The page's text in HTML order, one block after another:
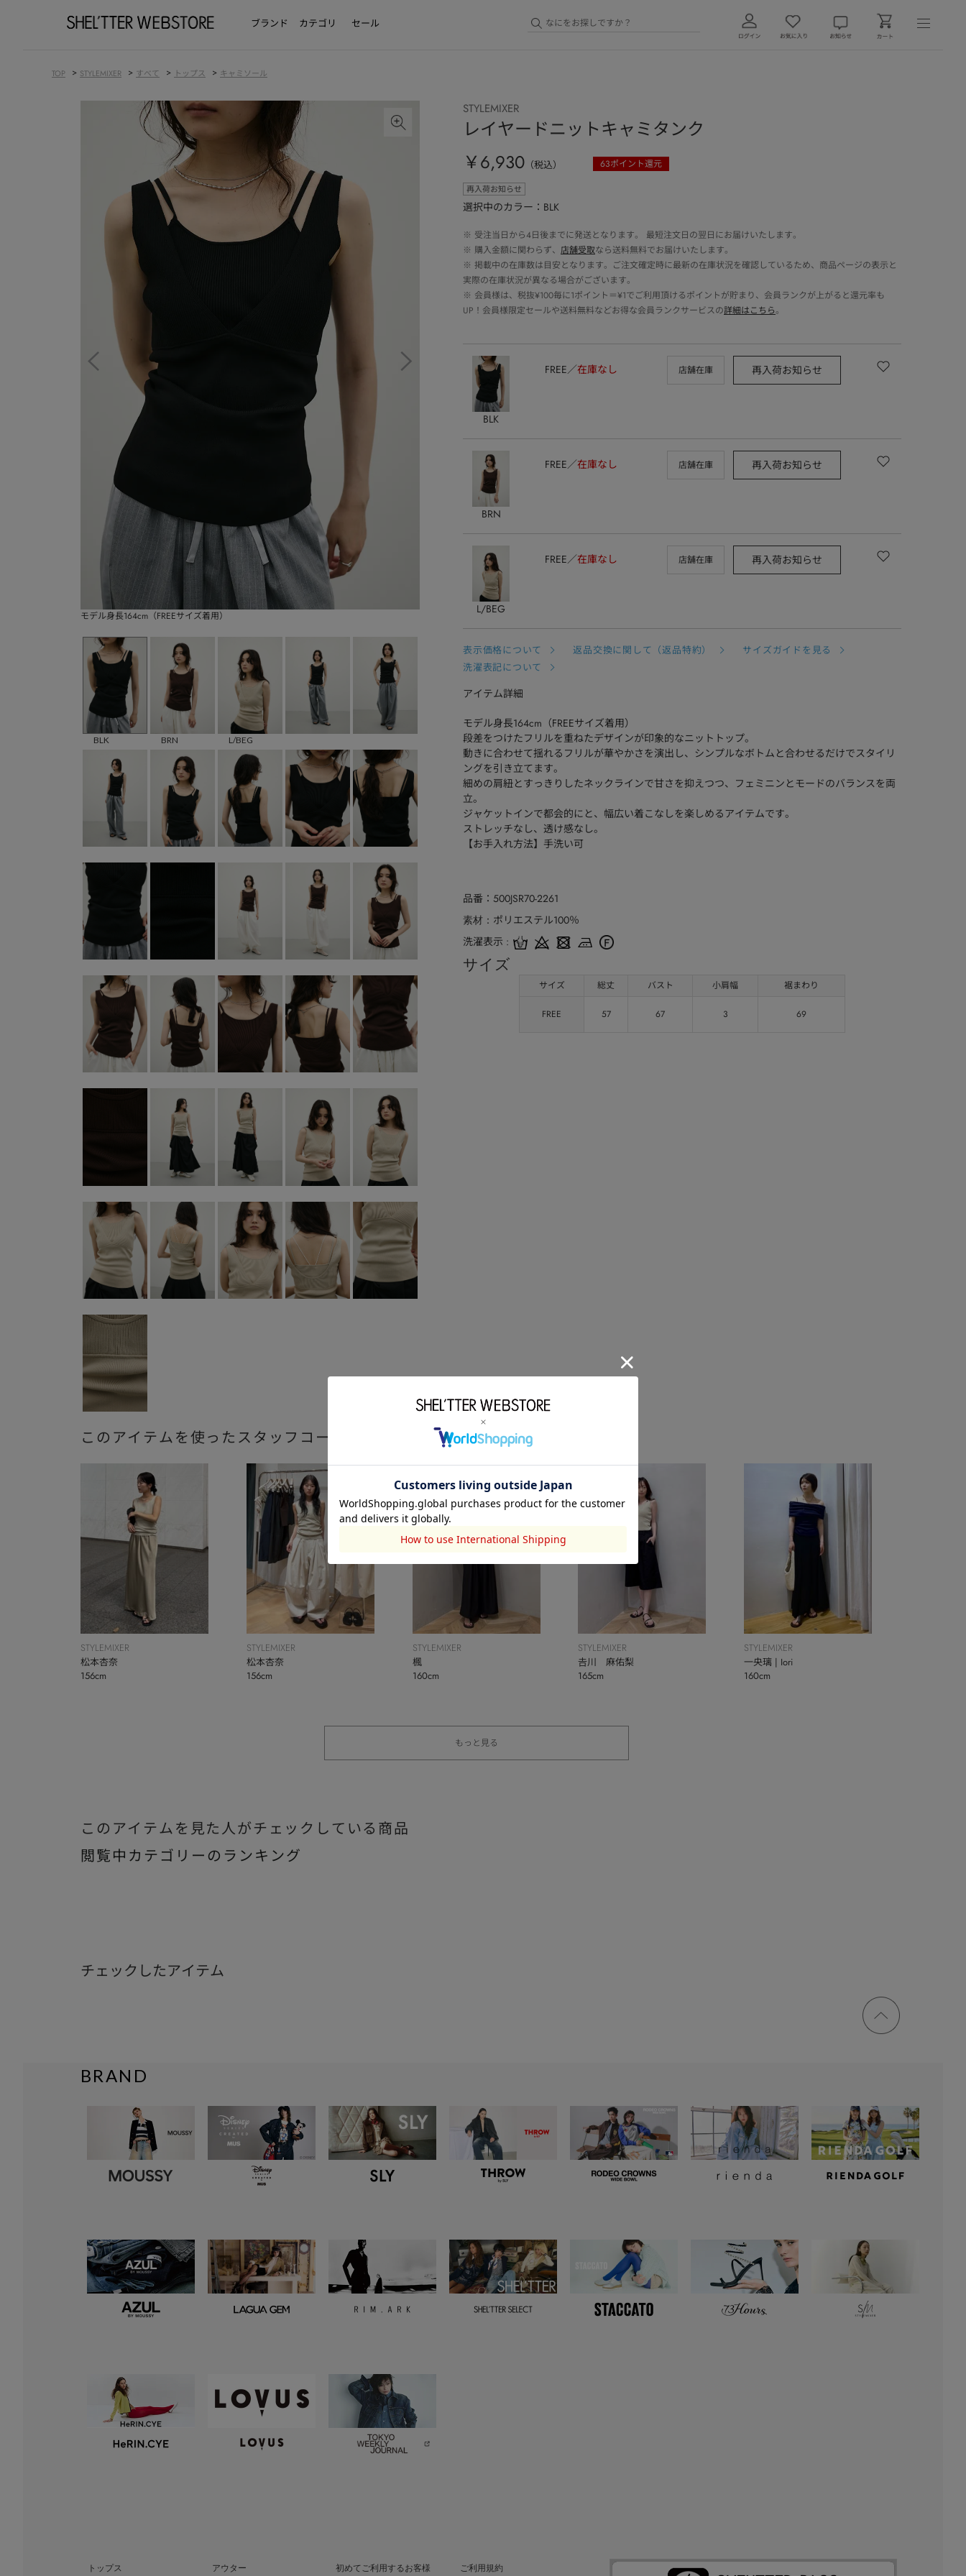
ブランド カテゴリ セール
TOP > STYLEMIXER > すべて > トップス > キャミソール
モデル身長164cm（FREEサイズ着用）
BLK BRN L/BEG
STYLEMIXER
レイヤードニットキャミタンク
￥6,930 （税込） 63ポイント還元
再入荷お知らせ
選択中のカラー：BLK
※ 受注当日から4日後までに発送となります。 最短注文日の翌日にお届けいたします。
※ 購入金額に関わらず、 店舗受取なら送料無料でお届けいたします。
※ 掲載中の在庫数は目安となります。ご注文確定時に最新の在庫状況を確認しているため、商品ページの表示と
実際の在庫状況が異なる場合がございます。
※ 会員様は、税抜¥100毎に1ポイント＝¥1でご利用頂けるポイントが貯まり、会員ランクが上がると還元率も
UP！会員様限定セールや送料無料などお得な会員ランクサービスの詳細はこちら。
BLK
FREE 在庫なし 店舗在庫 再入荷お知らせ
BRN
FREE 在庫なし 店舗在庫 再入荷お知らせ
L/BEG
FREE 在庫なし 店舗在庫 再入荷お知らせ
表示価格について 返品交換に関して（返品特約）
サイズガイドを見る
洗濯表記について
アイテム詳細
モデル身長164cm（FREEサイズ着用）
段差をつけたフリルを重ねたデザインが印象的なニットトップ。
動きに合わせて揺れるフリルが華やかさを演出し、シンプルなボトムと合わせるだけでスタイリ
ングを引き立てます。
細めの肩紐とすっきりしたネックラインで甘さを抑えつつ、フェミニンとモードのバランスを両
立。
ジャケットインで都会的にと、幅広い着こなしを楽しめるアイテムです。
ストレッチなし、透け感なし。
【お手入れ方法】手洗い可
品番 500JSR70-2261
素材
ポリエステル100％
洗濯表示
サイズ
サイズ 総丈 バスト 小肩幅 裾まわり
FREE 57 67 3 69
このアイテムを使ったスタッフコーディネート
STYLEMIXER
松本杏奈
156cm
STYLEMIXER
松本杏奈
156cm
STYLEMIXER
楓
160cm
STYLEMIXER
𠮷川 麻佑梨
165cm
STYLEMIXER
一央璃 | Iori
160cm
もっと見る
このアイテムを見た人がチェックしている商品
閲覧中カテゴリーのランキング
チェックしたアイテム
ページ
トップ
BRAND
トップス アウター 初めてご利用するお客様 ご利用規約